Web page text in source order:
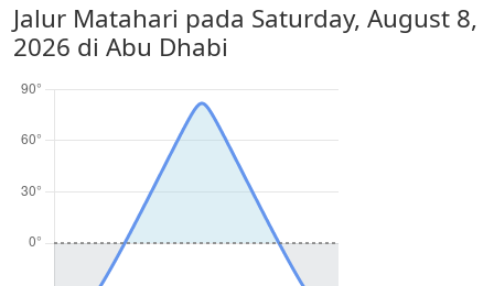
Jalur Matahari pada Saturday, August 8,
2026 di Abu Dhabi